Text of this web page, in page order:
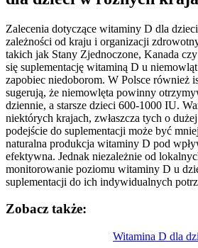
Zalecenia dotyczące witaminy D dla
zależności od kraju i organizacji
takich jak Stany Zjednoczone, Kanada
się suplementację witaminą D u
zapobiec niedoborom. W Polsce również
sugerują, że niemowlęta powinny
dziennie, a starsze dzieci 600-1000 IU.
niektórych krajach, zwłaszcza tych o
podejście do suplementacji może być
naturalna produkcja witaminy D pod
efektywna. Jednak niezależnie od
monitorowanie poziomu witaminy D u
suplementacji do ich indywidualnych
Zobacz także:
Witamina D dla